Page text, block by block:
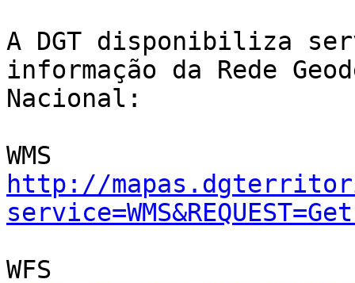
A DGT disponibiliza
informação da Rede
Nacional:
http://